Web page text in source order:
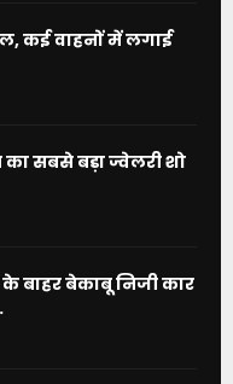
कई वाहनों में लगाई
का सबसे बड़ा ज्वेलरी शो
बाहर बेकाबू निजी कार